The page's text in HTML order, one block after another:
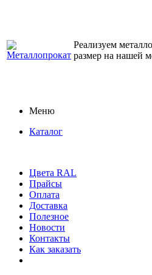
Реализуем
размер на нашей
Меню
Каталог
Цвета RAL
Прайсы
Оплата
Доставка
Полезное
Новости
Контакты
Как заказать